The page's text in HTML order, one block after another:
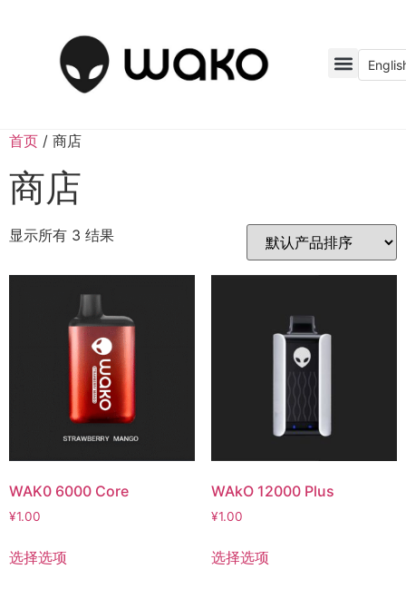
首页 / 商店
商店
显示所有 3 结果
WAK0 6000 Core
¥1.00
选择选项
WAkO 12000 Plus
¥1.00
选择选项